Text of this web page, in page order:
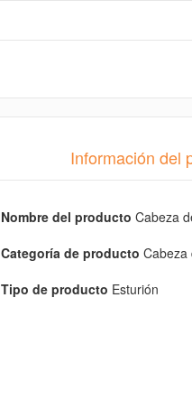
Información del
Nombre del producto Cabeza
Categoría de producto Cabeza
Tipo de producto Esturión